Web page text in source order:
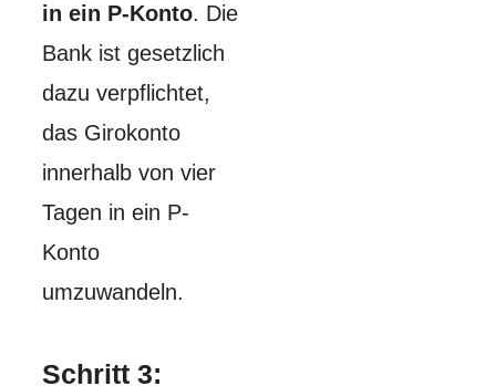
in ein P-Konto. Die
Bank ist gesetzlich
dazu verpflichtet,
das Girokonto
innerhalb von vier
Tagen in ein P-
Konto
umzuwandeln.
Schritt 3: